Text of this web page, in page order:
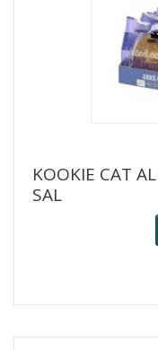
KOOKIE CAT
SAL